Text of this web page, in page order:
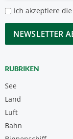
*
*
Ich akzeptiere die
CAPTCHA
RUBRIKEN
See
Land
Luft
Bahn